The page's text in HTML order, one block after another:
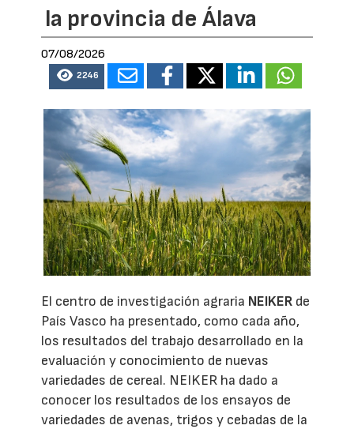
la provincia de Álava
07/08/2026
2246
El centro de investigación agraria NEIKER de
País Vasco ha presentado, como cada año,
los resultados del trabajo desarrollado en la
evaluación y conocimiento de nuevas
variedades de cereal. NEIKER ha dado a
conocer los resultados de los ensayos de
variedades de avenas, trigos y cebadas de la